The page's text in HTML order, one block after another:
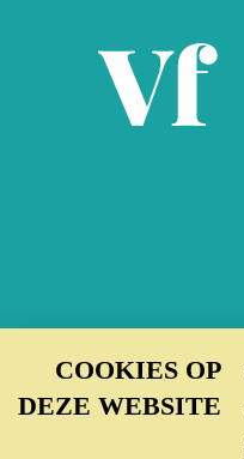
COOKIES OP
DEZE WEBSITE